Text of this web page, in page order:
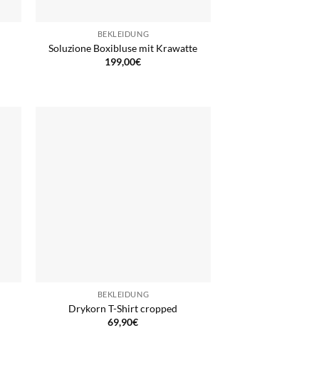
BEKLEIDUNG
Soluzione Boxibluse mit Krawatte
199,00€
BEKLEIDUNG
Drykorn T-Shirt cropped
69,90€